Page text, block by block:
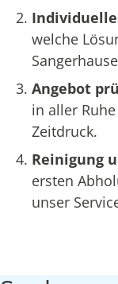
welche
Angebot
in aller
Zeitdruck.
Reinigung
ersten
unser